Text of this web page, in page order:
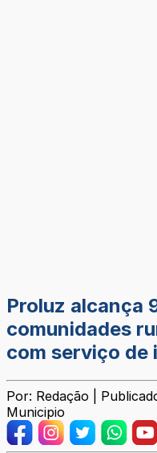
Proluz alcança
comunidades
com serviço de
Por: Redação |
Municipio